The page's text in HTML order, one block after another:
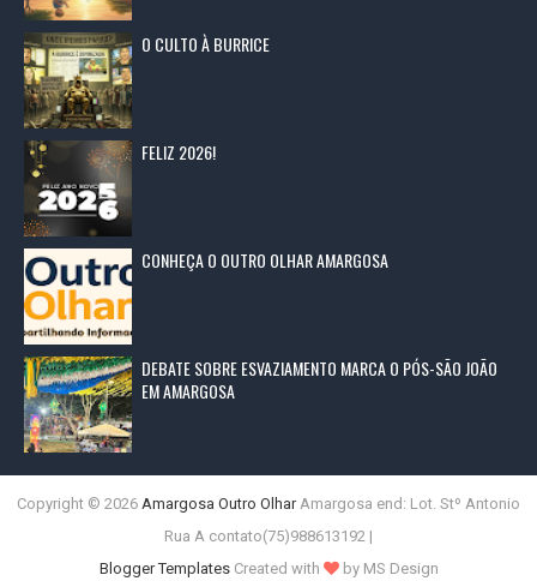
O CULTO À BURRICE
FELIZ 2026!
CONHEÇA O OUTRO OLHAR AMARGOSA
DEBATE SOBRE ESVAZIAMENTO MARCA O PÓS-SÃO JOÃO
EM AMARGOSA
Copyright © 2026 Amargosa Outro Olhar Amargosa end: Lot. Stº Antonio
Rua A contato(75)988613192 |
Blogger TemplatesCreated with by MS Design